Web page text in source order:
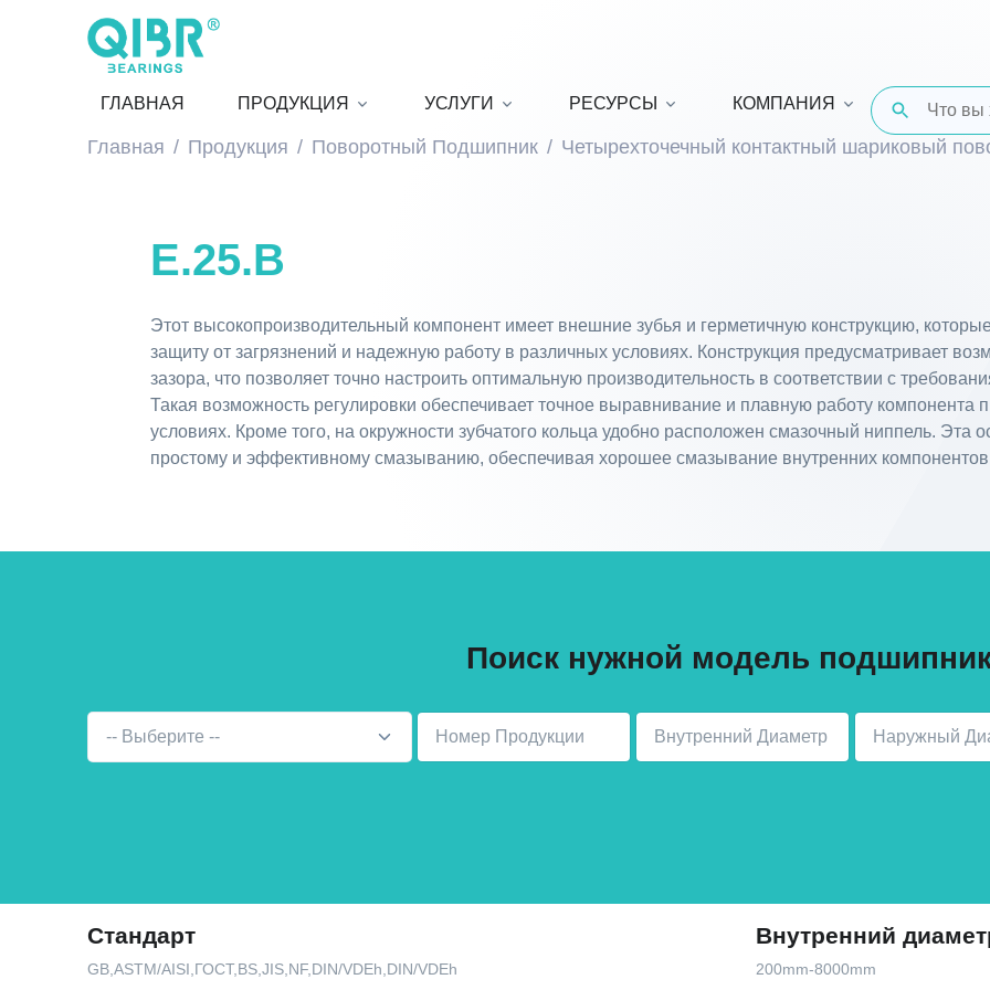
ГЛАВНАЯ ПРОДУКЦИЯ УСЛУГИ РЕСУРСЫ КОМПАНИЯ
Главная Продукция Поворотный Подшипник Четырехточечный контактный шариковый
E.25.B
Этот высокопроизводительный компонент имеет внешние зубья и герметичную конструкцию,
защиту от загрязнений и надежную работу в различных условиях. Конструкция предусматривает
зазора, что позволяет точно настроить оптимальную производительность в соответствии с
Такая возможность регулировки обеспечивает точное выравнивание и плавную работу компонента
условиях. Кроме того, на окружности зубчатого кольца удобно расположен смазочный ниппель. Эта
простому и эффективному смазыванию, обеспечивая хорошее смазывание внутренних
Поиск нужной модель
-- Выберите --
Стандарт
GB,ASTM/AISI,ГОСТ,BS,JIS,NF,DIN/VDEh,DIN/VDEh
Внутренний
200mm-8000mm